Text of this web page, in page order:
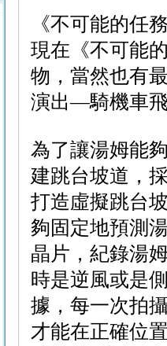
《不可能的任
現在《不可能
物，當然也有
演出—騎機車
為了讓湯姆能
建跳台坡道，
打造虛擬跳台
夠固定地預測
晶片，紀錄湯
時是逆風或是
據，每一次拍
才能在正確位